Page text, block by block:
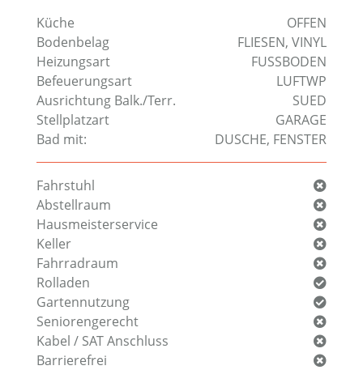
Küche
OFFEN
Bodenbelag
FLIESEN,VINYL
Heizungsart
FUSSBODEN
Befeuerungsart
LUFTWP
Ausrichtung Balk./Terr.
SUED
Stellplatzart
GARAGE
Bad mit:
DUSCHE, FENSTER
Fahrstuhl
Abstellraum
Hausmeisterservice
Keller
Fahrradraum
Rolladen
Gartennutzung
Seniorengerecht
Kabel / SAT Anschluss
Barrierefrei